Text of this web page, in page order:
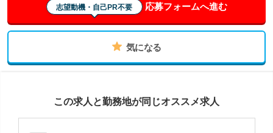
志望動機・自己PR不要 応募フォームへ進む
気になる
この求人と勤務地が同じオススメ求人